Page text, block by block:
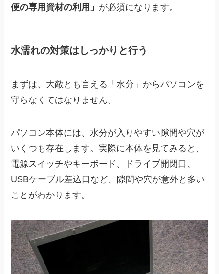
便の専用資材の利用」 が必須になります。
水濡れの対策はしっかりと行う
まずは、大敵とも言える「水分」からパソコンを
守らなくてはなりません。
パソコン本体には、水分が入りやすい隙間や穴が
いくつも存在します。実際に本体を見てみると、
電源スイッチやキーボード、ドライブ開閉口、
USBケーブル差込口など、隙間や穴が意外と多い
ことがわかります。